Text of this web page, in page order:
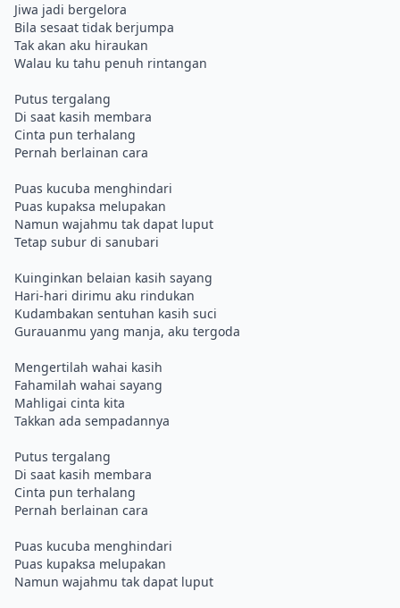
Jiwa jadi bergelora
Bila sesaat tidak berjumpa
Tak akan aku hiraukan
Walau ku tahu penuh rintangan
Putus tergalang
Di saat kasih membara
Cinta pun terhalang
Pernah berlainan cara
Puas kucuba menghindari
Puas kupaksa melupakan
Namun wajahmu tak dapat luput
Tetap subur di sanubari
Kuinginkan belaian kasih sayang
Hari-hari dirimu aku rindukan
Kudambakan sentuhan kasih suci
Gurauanmu yang manja, aku tergoda
Mengertilah wahai kasih
Fahamilah wahai sayang
Mahligai cinta kita
Takkan ada sempadannya
Putus tergalang
Di saat kasih membara
Cinta pun terhalang
Pernah berlainan cara
Puas kucuba menghindari
Puas kupaksa melupakan
Namun wajahmu tak dapat luput